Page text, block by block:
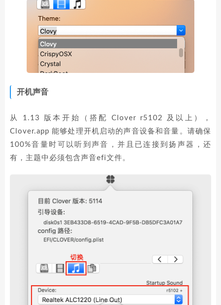
开机声音
从 1.13 版本开始（搭配 Clover r5102 及以上），
Clover.app 能够处理开机启动的声音设备和音量。请确保
100%音量时可以听到声音，并且已连接到扬声器，还
有，主题中必须包含声音efi文件。